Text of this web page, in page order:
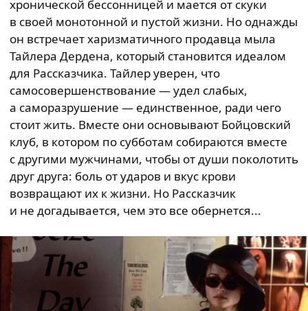
хронической бессонницей и мается от скуки
в своей монотонной и пустой жизни. Но однажды
он встречает харизматичного продавца мыла
Тайлера Дердена, который становится идеалом
для Рассказчика. Тайлер уверен, что
самосовершенствование — удел слабых,
а саморазрушение — единственное, ради чего
стоит жить. Вместе они основывают Бойцовский
клуб, в котором по субботам собираются вместе
с другими мужчинами, чтобы от души поколотить
друг друга: боль от ударов и вкус крови
возвращают их к жизни. Но Рассказчик
и не догадывается, чем это все обернется...